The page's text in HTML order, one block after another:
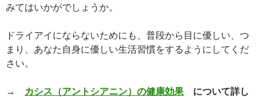
みてはいかがでしょうか。
ドライアイにならないためにも、普段から目に優しい、つ
まり、あなた自身に優しい生活習慣をするようにしてくだ
さい。
→ カシス（アントシアニン）の健康効果 について詳し